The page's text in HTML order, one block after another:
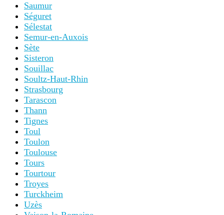
Saumur
Séguret
Sélestat
Semur-en-Auxois
Sète
Sisteron
Souillac
Soultz-Haut-Rhin
Strasbourg
Tarascon
Thann
Tignes
Toul
Toulon
Toulouse
Tours
Tourtour
Troyes
Turckheim
Uzès